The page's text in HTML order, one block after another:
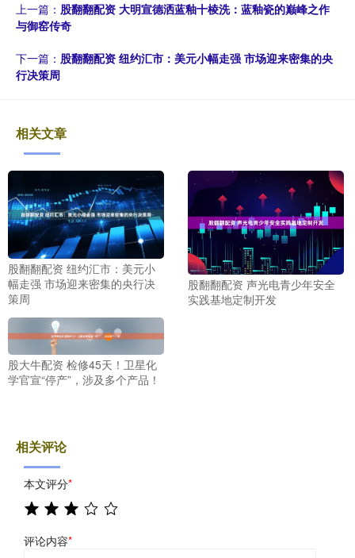
上一篇： 股翻翻配资 大明宣德洒蓝釉十棱洗：蓝釉瓷的巅峰之作
与御窑传奇
下一篇： 股翻翻配资 纽约汇市：美元小幅走强 市场迎来密集的央
行决策周
相关文章
股翻翻配资 纽约汇市：美元小
幅走强 市场迎来密集的央行决
策周
股翻翻配资 声光电青少年安全
实践基地定制开发
股大牛配资 检修45天！卫星化
学官宣“停产”，涉及多个产品！
相关评论
本文评分*
评论内容*